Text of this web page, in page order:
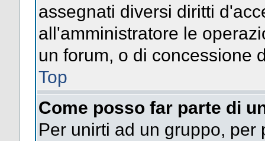
assegnati diversi diritti
all'amministratore le
un forum, o di concessione
Top
Come posso far parte di
Per unirti ad un gruppo,